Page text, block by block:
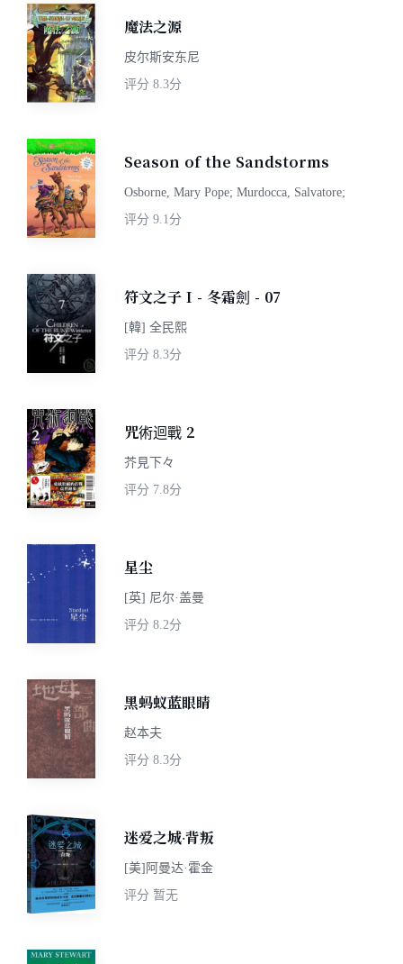
魔法之源
皮尔斯安东尼
评分 8.3分
Season of the Sandstorms
Osborne, Mary Pope; Murdocca, Salvatore;
评分 9.1分
符文之子 I - 冬霜劍 - 07
[韓] 全民熙
评分 8.3分
咒術迴戰 2
芥見下々
评分 7.8分
星尘
[英] 尼尔·盖曼
评分 8.2分
黑蚂蚁蓝眼睛
赵本夫
评分 8.3分
迷爱之城·背叛
[美]阿曼达·霍金
评分 暂无